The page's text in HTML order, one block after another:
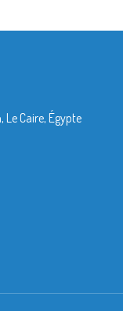
Caire, Égypte